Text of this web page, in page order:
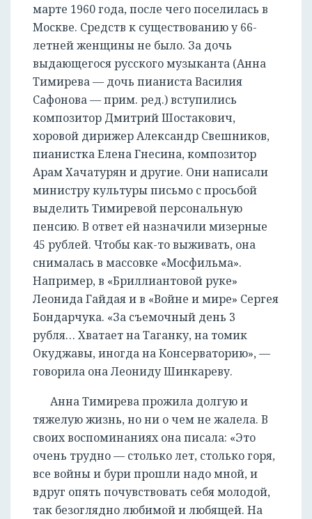
марте 1960 года, после чего поселилась в
Москве. Средств к существованию у 66-
летней женщины не было. За дочь
выдающегося русского музыканта (Анна
Тимирева — дочь пианиста Василия
Сафонова — прим. ред.) вступились
композитор Дмитрий Шостакович,
хоровой дирижер Александр Свешников,
пианистка Елена Гнесина, композитор
Арам Хачатурян и другие. Они написали
министру культуры письмо с просьбой
выделить Тимиревой персональную
пенсию. В ответ ей назначили мизерные
45 рублей. Чтобы как-то выживать, она
снималась в массовке «Мосфильма».
Например, в «Бриллиантовой руке»
Леонида Гайдая и в «Войне и мире» Сергея
Бондарчука. «За съемочный день 3
рубля… Хватает на Таганку, на томик
Окуджавы, иногда на Консерваторию», —
говорила она Леониду Шинкареву.
Анна Тимирева прожила долгую и
тяжелую жизнь, но ни о чем не жалела. В
своих воспоминаниях она писала: «Это
очень трудно — столько лет, столько горя,
все войны и бури прошли надо мной, и
вдруг опять почувствовать себя молодой,
так безоглядно любимой и любящей. На